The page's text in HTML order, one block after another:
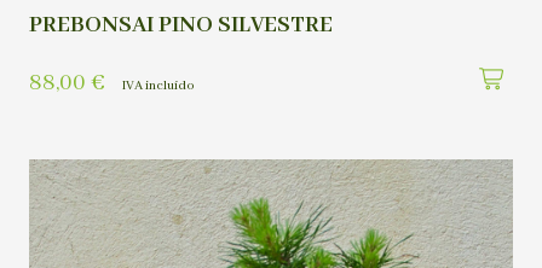
PREBONSAI PINO SILVESTRE
88,00 € IVA incluído